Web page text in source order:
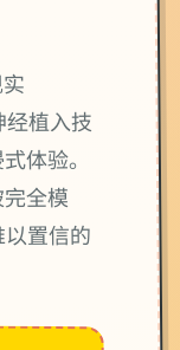
经植入技
体验。
全模
置信的